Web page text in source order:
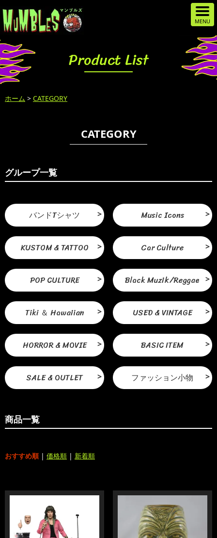
Product List
ホーム > CATEGORY
CATEGORY
グループ一覧
バンドTシャツ Music Icons
KUSTOM & TATTOO Car Culture
POP CULTURE Black Muzik/Reggae
Tiki ＆ Hawaiian USED & VINTAGE
HORROR & MOVIE BASIC ITEM
SALE & OUTLET ファッション小物
商品一覧
おすすめ順 | 価格順 | 新着順